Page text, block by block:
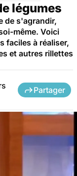
légumes
de s'agrandir,
même. Voici
faciles à réaliser,
et autres rillettes
Partager